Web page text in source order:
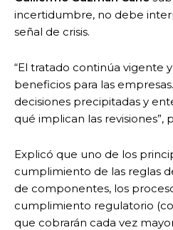
incertidumbre, no debe
señal de crisis.
“El tratado continúa vigente
beneficios para las
decisiones precipitadas y
qué implican las revisiones”,
Explicó que uno de los
cumplimiento de las reglas
de componentes, los
cumplimiento regulatorio
que cobrarán cada vez